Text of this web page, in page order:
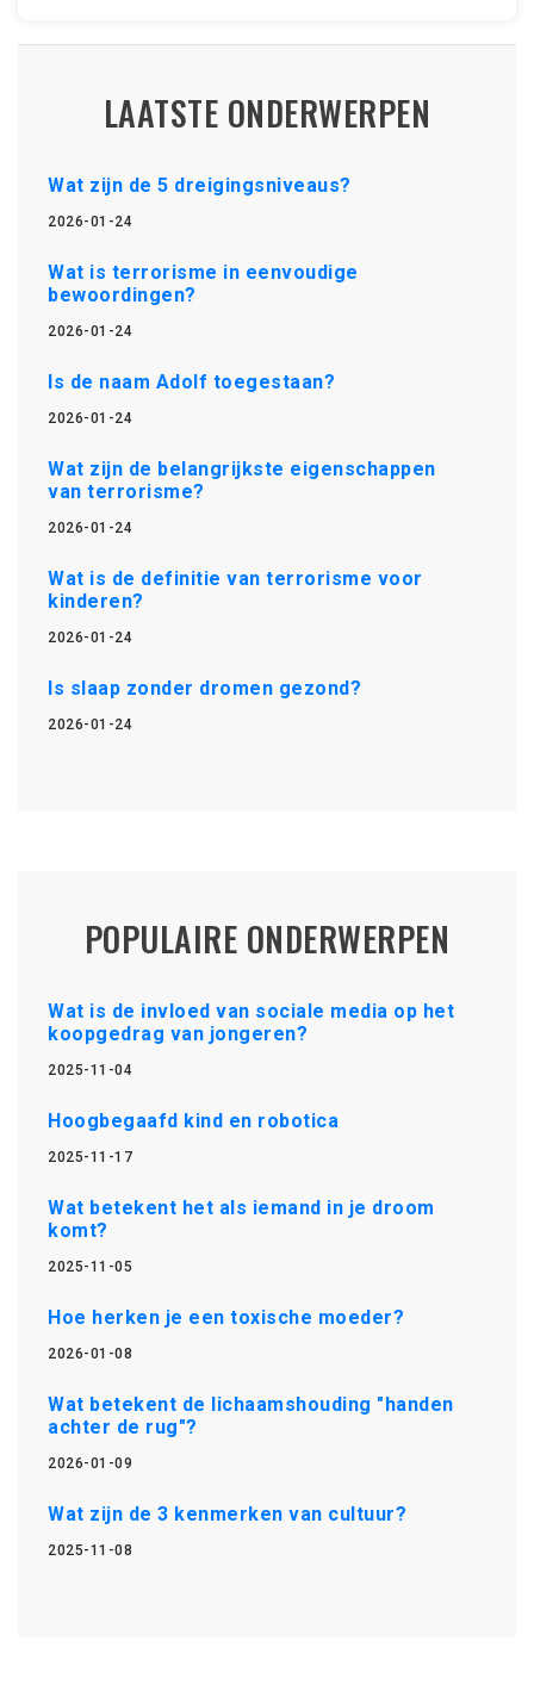
LAATSTE ONDERWERPEN
Wat zijn de 5 dreigingsniveaus?
2026-01-24
Wat is terrorisme in eenvoudige
bewoordingen?
2026-01-24
Is de naam Adolf toegestaan?
2026-01-24
Wat zijn de belangrijkste eigenschappen
van terrorisme?
2026-01-24
Wat is de definitie van terrorisme voor
kinderen?
2026-01-24
Is slaap zonder dromen gezond?
2026-01-24
POPULAIRE ONDERWERPEN
Wat is de invloed van sociale media op het
koopgedrag van jongeren?
2025-11-04
Hoogbegaafd kind en robotica
2025-11-17
Wat betekent het als iemand in je droom
komt?
2025-11-05
Hoe herken je een toxische moeder?
2026-01-08
Wat betekent de lichaamshouding "handen
achter de rug"?
2026-01-09
Wat zijn de 3 kenmerken van cultuur?
2025-11-08